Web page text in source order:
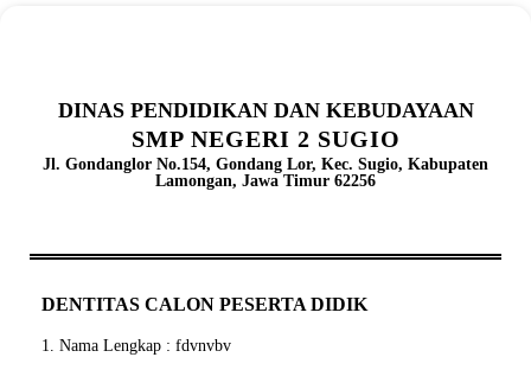
DINAS PENDIDIKAN DAN KEBUDAYAAN
SMP NEGERI 2 SUGIO
Jl. Gondanglor No.154, Gondang Lor, Kec. Sugio, Kabupaten
Lamongan, Jawa Timur 62256
DENTITAS CALON PESERTA DIDIK
1. Nama Lengkap : fdvnvbv